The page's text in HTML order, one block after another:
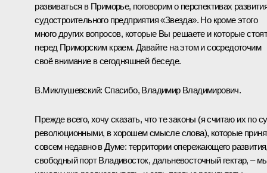
развиваться в Приморье, поговорим о перспективах
судостроительного предприятия «Звезда». Но кроме этого
много других вопросов, которые Вы решаете и которые
перед Приморским краем. Давайте на этом и сосредоточим
своё внимание в сегодняшней беседе.
В.Миклушевский: Спасибо, Владимир Владимирович.
Прежде всего, хочу сказать, что те законы (я считаю их по
революционными, в хорошем смысле слова), которые
совсем недавно в Думе: территории опережающего
свободный порт Владивосток, дальневосточный гектар, –